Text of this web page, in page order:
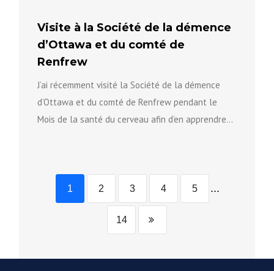
Visite à la Société de la démence
d’Ottawa et du comté de
Renfrew
J’ai récemment visité la Société de la démence
d’Ottawa et du comté de Renfrew pendant le
Mois de la santé du cerveau afin d’en apprendre...
1 2 3 4 5 ...
14